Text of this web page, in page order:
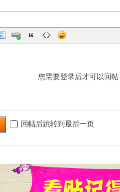
您需要登录后才可以回帖
回帖后跳转到最后一页